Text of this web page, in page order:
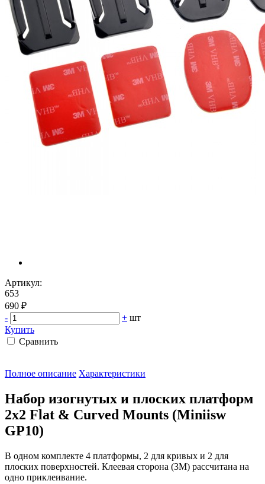
Артикул:
653
690 ₽
-
+ шт
Купить
Сравнить
Полное описание Характеристики
Набор изогнутых и плоских платформ
2x2 Flat & Curved Mounts (Miniisw
GP10)
В одном комплекте 4 платформы, 2 для кривых и 2 для
плоских поверхностей. Клеевая сторона (3М) рассчитана на
одно приклеивание.